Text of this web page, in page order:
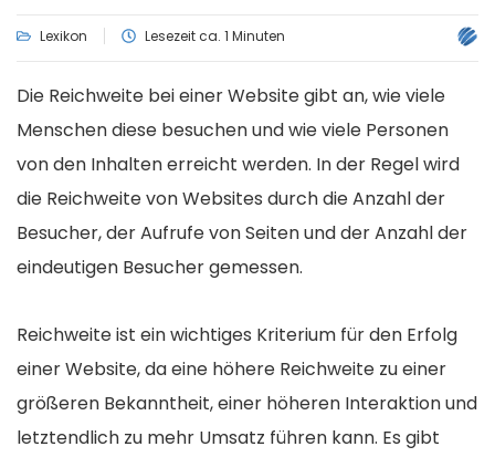
Lexikon Lesezeit ca. 1 Minuten
Die Reichweite bei einer Website gibt an, wie viele
Menschen diese besuchen und wie viele Personen
von den Inhalten erreicht werden. In der Regel wird
die Reichweite von Websites durch die Anzahl der
Besucher, der Aufrufe von Seiten und der Anzahl der
eindeutigen Besucher gemessen.
Reichweite ist ein wichtiges Kriterium für den Erfolg
einer Website, da eine höhere Reichweite zu einer
größeren Bekanntheit, einer höheren Interaktion und
letztendlich zu mehr Umsatz führen kann. Es gibt